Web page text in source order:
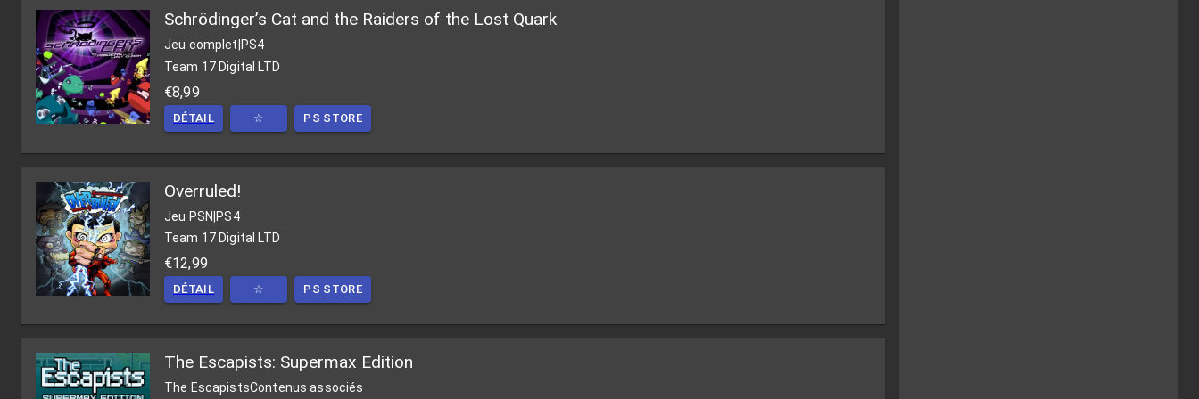
Schrödinger’s Cat and the Raiders of the Lost Quark
Jeu complet PS4
Team 17 Digital LTD
€8,99
DÉTAIL ☆ PS STORE
Overruled!
Jeu PSN|PS4
Team 17 Digital LTD
€12,99
DÉTAIL ☆ PS STORE
The Escapists: Supermax Edition
The EscapistsContenus associés